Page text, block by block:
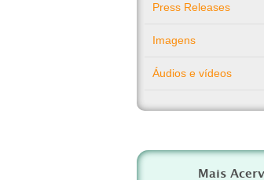
Press Releases
Imagens
Áudios e vídeos
Mais